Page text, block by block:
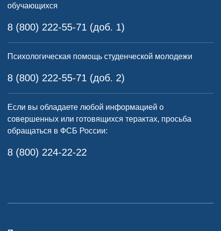
обучающихся
8 (800) 222-55-71 (доб. 1)
Психологическая помощь студенческой молодежи
8 (800) 222-55-71 (доб. 2)
Если вы обладаете любой информацией о
совершенных или готовящихся терактах, просьба
обращаться в ФСБ России:
8 (800) 224-22-22